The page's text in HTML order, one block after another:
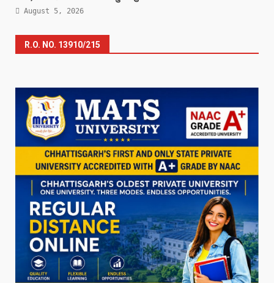
August 5, 2026
R.O. NO. 13910/215